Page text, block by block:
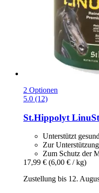
2 Optionen
5.0 (12)
St.Hippolyt
Unterstützt
Zur
Zum Schutz der
17,99 € (6,00 € / kg)
Zustellung bis 12.